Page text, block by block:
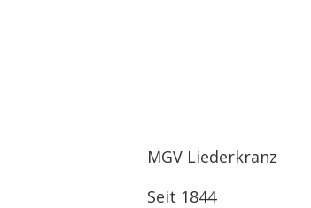
MGV Liederkranz
Seit 1844